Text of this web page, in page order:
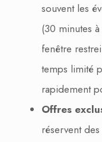
souvent les
(30 minutes
fenêtre
temps limité
rapidement
Offres
réservent